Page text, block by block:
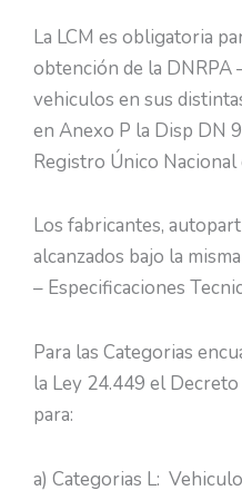
La LCM es obligatoria
obtención de la DNRPA
vehiculos en sus
en Anexo P la Disp DN
Registro Único
Los fabricantes,
alcanzados bajo la
– Especificaciones
Para las Categorias
la Ley 24.449 el
para:
a) Categorias L: